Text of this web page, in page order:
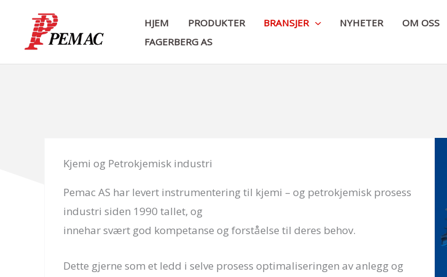
innholdet
HJEM PRODUKTER BRANSJER NYHETER OM OSS
FAGERBERG AS
Kjemi og Petrokjemisk industri
Pemac AS har levert instrumentering til kjemi – og petrokjemisk prosess
industri siden 1990 tallet, og
innehar svært god kompetanse og forståelse til deres behov.
Dette gjerne som et ledd i selve prosess optimaliseringen av anlegg og